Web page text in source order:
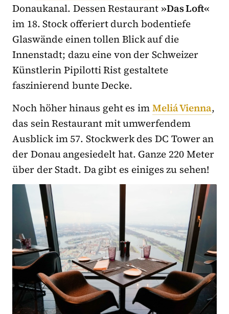
Donaukanal. Dessen Restaurant »Das Loft«
im 18. Stock offeriert durch bodentiefe
Glaswände einen tollen Blick auf die
Innenstadt; dazu eine von der Schweizer
Künstlerin Pipilotti Rist gestaltete
faszinierend bunte Decke.
Noch höher hinaus geht es imMeliá Vienna,
das sein Restaurant mit umwerfendem
Ausblick im 57. Stockwerk des DC Tower an
der Donau angesiedelt hat. Ganze 220 Meter
über der Stadt. Da gibt es einiges zu sehen!